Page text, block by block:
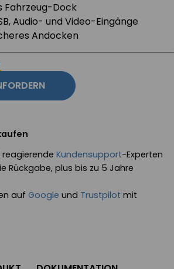
Fahrzeug-Dock
Audio- und Video-Eingänge
Andocken
reagierende Kundensupport-Experten
Rückgabe, plus bis zu 5 Jahre
auf Google und Trustpilot mit